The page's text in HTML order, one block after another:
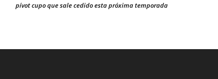
pívot cupo que sale cedido esta próxima temporada